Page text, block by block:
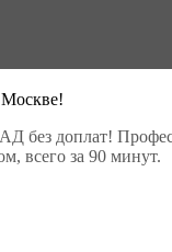
без доплат!
всего за 90 минут.